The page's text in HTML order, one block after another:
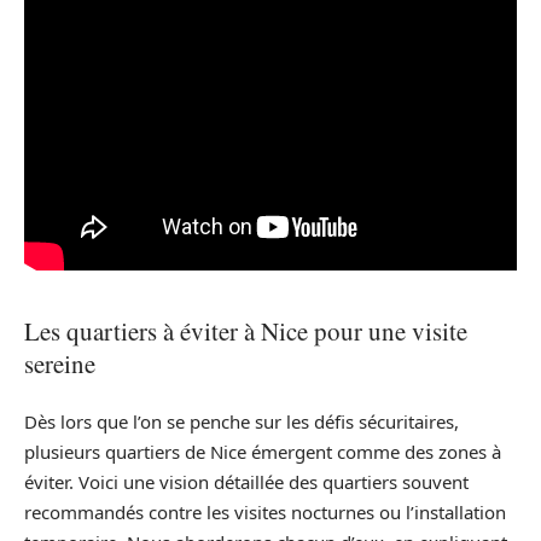
Les quartiers à éviter à Nice pour une visite
sereine
Dès lors que l’on se penche sur les défis sécuritaires,
plusieurs quartiers de Nice émergent comme des zones à
éviter. Voici une vision détaillée des quartiers souvent
recommandés contre les visites nocturnes ou l’installation